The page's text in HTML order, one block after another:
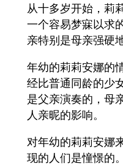
从十多岁开始，莉
一个容易梦寐以求
亲特别是母亲强硬
年幼的莉莉安娜的
经比普通同龄的少
是父亲演奏的，母
人亲昵的影响。
对年幼的莉莉安娜
现的人们是憧憬的。